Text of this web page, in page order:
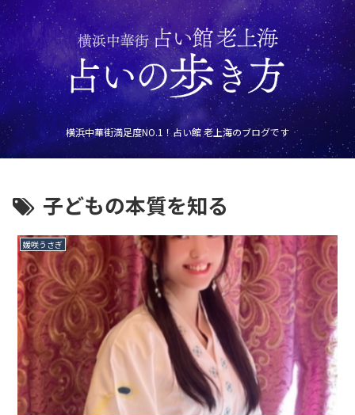
横浜中華街満足度NO.1！占い館 老上海のブログです
子どもの本質を知る
媛咲うさぎ